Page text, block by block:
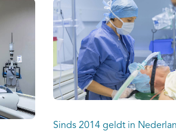
Sinds 2014 geldt in